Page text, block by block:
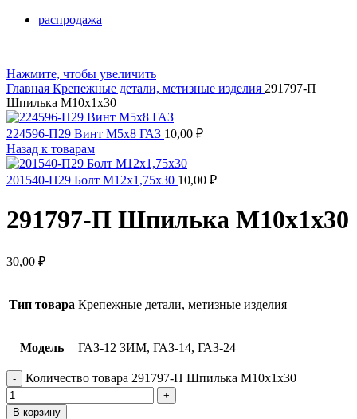
распродажа
Нажмите, чтобы увеличить
Главная Крепежные детали, метизные изделия 291797-П
Шпилька М10х1х30
224596-П29 Винт М5х8 ГАЗ 10,00 ₽
Назад к товарам
201540-П29 Болт М12х1,75х30 10,00 ₽
291797-П Шпилька М10х1х30
30,00 ₽
Тип товара Крепежные детали, метизные изделия
Модель ГАЗ-12 ЗИМ, ГАЗ-14, ГАЗ-24
Количество товара 291797-П Шпилька М10х1х30
В корзину